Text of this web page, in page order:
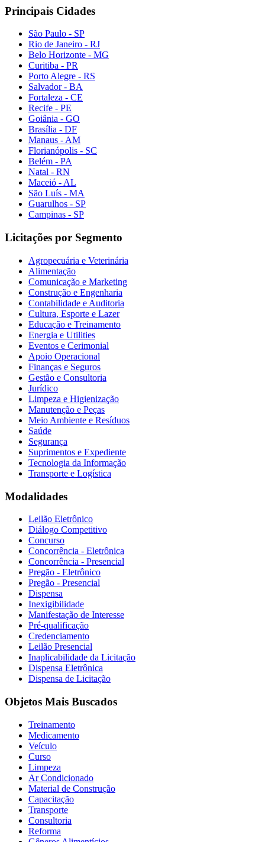
Principais Cidades
São Paulo - SP
Rio de Janeiro - RJ
Belo Horizonte - MG
Curitiba - PR
Porto Alegre - RS
Salvador - BA
Fortaleza - CE
Recife - PE
Goiânia - GO
Brasília - DF
Manaus - AM
Florianópolis - SC
Belém - PA
Natal - RN
Maceió - AL
São Luís - MA
Guarulhos - SP
Campinas - SP
Licitações por Segmento
Agropecuária e Veterinária
Alimentação
Comunicação e Marketing
Construção e Engenharia
Contabilidade e Auditoria
Cultura, Esporte e Lazer
Educação e Treinamento
Energia e Utilities
Eventos e Cerimonial
Apoio Operacional
Finanças e Seguros
Gestão e Consultoria
Jurídico
Limpeza e Higienização
Manutenção e Peças
Meio Ambiente e Resíduos
Saúde
Segurança
Suprimentos e Expediente
Tecnologia da Informação
Transporte e Logística
Modalidades
Leilão Eletrônico
Diálogo Competitivo
Concurso
Concorrência - Eletrônica
Concorrência - Presencial
Pregão - Eletrônico
Pregão - Presencial
Dispensa
Inexigibilidade
Manifestação de Interesse
Pré-qualificação
Credenciamento
Leilão Presencial
Inaplicabilidade da Licitação
Dispensa Eletrônica
Dispensa de Licitação
Objetos Mais Buscados
Treinamento
Medicamento
Veículo
Curso
Limpeza
Ar Condicionado
Material de Construção
Capacitação
Transporte
Consultoria
Reforma